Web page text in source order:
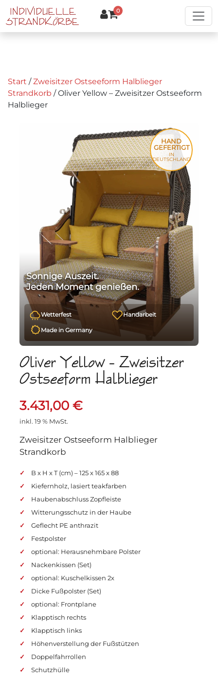
Zum Hauptinhalt springen
0
Start /Zweisitzer Ostseeform Halblieger
Strandkorb / Oliver Yellow – Zweisitzer Ostseeform
Halblieger
HAND
GEFERTIGT
IN
DEUTSCHLAND
Sonnige Auszeit.
Jeden Moment genießen.
Wetterfest Handarbeit
Made in Germany
Oliver Yellow – Zweisitzer
Ostseeform Halblieger
3.431,00 €
inkl. 19 % MwSt.
Zweisitzer Ostseeform Halblieger
Strandkorb
B x H x T (cm) – 125 x 165 x 88
Kiefernholz, lasiert teakfarben
Haubenabschluss Zopfleiste
Witterungsschutz in der Haube
Geflecht PE anthrazit
Festpolster
optional: Herausnehmbare Polster
Nackenkissen (Set)
optional: Kuschelkissen 2x
Dicke Fußpolster (Set)
optional: Frontplane
Klapptisch rechts
Klapptisch links
Höhenverstellung der Fußstützen
Doppelfahrrollen
Schutzhülle